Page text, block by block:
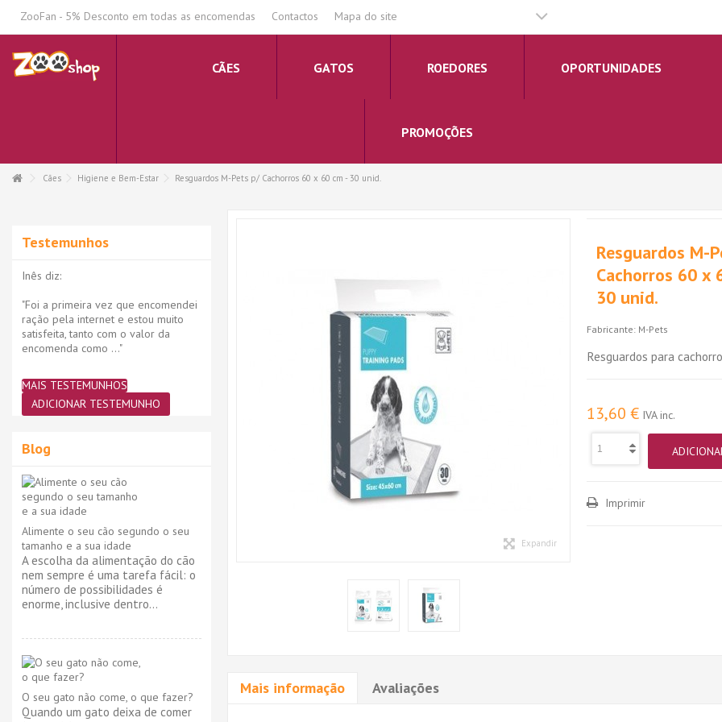
ZooFan - 5% Desconto em todas as encomendas Contactos Mapa do site
CÃES GATOS ROEDORES OPORTUNIDADES
PROMOÇÕES
Cães Higiene e Bem-Estar Resguardos M-Pets p/ Cachorros 60 x 60 cm - 30 unid.
Expandir
Resguardos M-
Cachorros 60 x
30 unid.
Fabricante: M-Pets
Resguardos para
13,60 € IVA inc.
Imprimir
Mais informação Avaliações
Testemunhos
Inês diz:
"Foi a primeira vez que encomendei
ração pela internet e estou muito
satisfeita, tanto com o valor da
encomenda como ..."
MAIS TESTEMUNHOS
ADICIONAR TESTEMUNHO
Blog
Alimente o seu cão segundo o seu
tamanho e a sua idade
A escolha da alimentação do cão
nem sempre é uma tarefa fácil: o
número de possibilidades é
enorme, inclusive dentro...
O seu gato não come, o que fazer?
Quando um gato deixa de comer